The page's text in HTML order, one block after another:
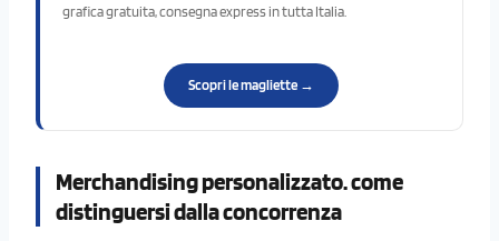
grafica gratuita, consegna express in tutta Italia.
Scopri le magliette →
Merchandising personalizzato. come
distinguersi dalla concorrenza